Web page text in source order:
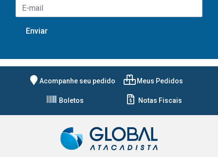
Acompanhe seu pedido Meus Pedidos
Boletos Notas Fiscais